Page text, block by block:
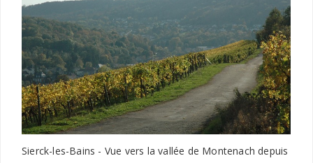
Sierck-les-Bains - Vue vers la vallée de Montenach depuis